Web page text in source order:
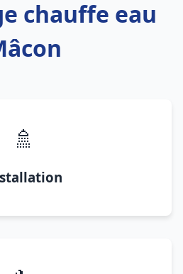
chauffe eau
🚿